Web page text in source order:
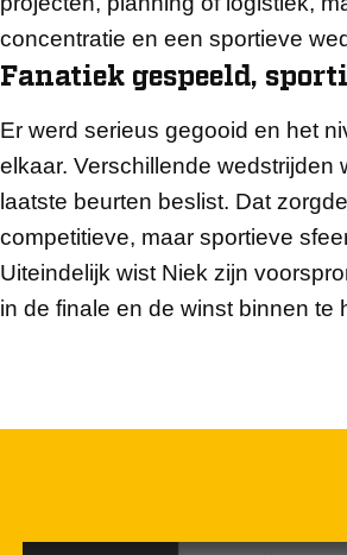
concentratie en een sportieve
Fanatiek gespeeld,
Er werd serieus gegooid en het
elkaar. Verschillende wedstrijden
laatste beurten beslist. Dat
competitieve, maar sportieve
Uiteindelijk wist Niek zijn
in de finale en de winst binnen te